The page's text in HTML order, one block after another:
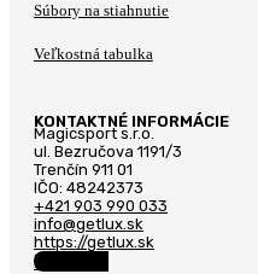
Súbory na stiahnutie
Veľkostná tabulka
KONTAKTNÉ INFORMÁCIE
Magicsport s.r.o.
ul. Bezručova 1191/3
Trenčín 911 01
IČO: 48242373
+421 903 990 033
info@getlux.sk
https://getlux.sk
Facebook